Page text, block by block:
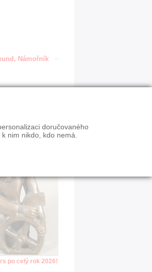
Námořník
po celý rok 2026!
doručovaného
nim nikdo, kdo nemá.